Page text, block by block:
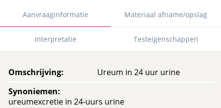
Aanvraaginformatie Materiaal afname/opslag
Interpretatie Testeigenschappen
Omschrijving:
Ureum in 24 uur urine
Synoniemen:
ureumexcretie in 24-uurs urine